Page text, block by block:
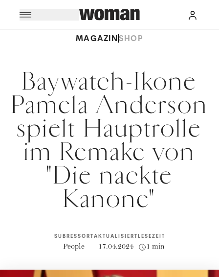
MAGAZINSHOP
Baywatch-Ikone
Pamela Anderson
spielt Hauptrolle
im Remake von
"Die nackte
Kanone"
SUBRESSORT
People
AKTUALISIERT
17.04.2024
LESEZEIT
1 min